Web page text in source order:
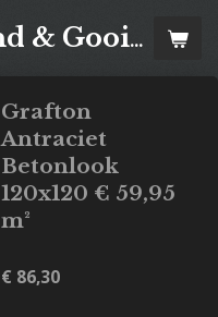
Sani Nederland & Goois Tegelhuis
Grafton
Antraciet
Betonlook
120x120 € 59,95
m²
€ 86,30